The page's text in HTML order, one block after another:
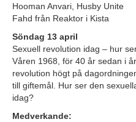
Hooman Anvari, Husby Unite
Fahd från Reaktor i Kista
Söndag 13 april
Sexuell revolution idag – hur
Våren 1968, för 40 år sedan i
revolution högt på
till giftemål. Hur ser den
idag?
Medverkande: